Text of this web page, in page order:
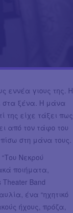
εννέα γιους της. Η
στα ξένα. Η μάνα
της είχε τάξει πως
από τον τάφο του
στη μάνα τους.
Νεκρού
ποιήματα,
Band
ένα “ηχητικό
ήχους, πρόζα,